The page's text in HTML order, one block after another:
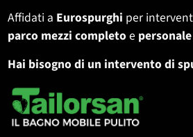
Affidati a Eurospurghi per
parco mezzi completo e
Hai bisogno di un intervento di